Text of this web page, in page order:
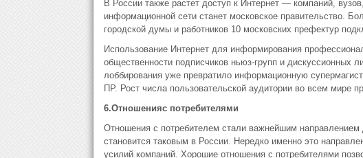
В России также растет доступ к Интернет — компаний,
информационной сети станет московское правительство.
городской думы и работников 10 московских префектур
Использование Интернет для информирования
общественности подписчиков ньюз-групп и дискуссионных
лоббирования уже превратило информационную
ПР. Рост числа пользовательской аудитории во всем мире
6.Отношенияс потребителями
Отношения с потребителем стали важнейшим направлением
становится таковым в России. Нередко именно это
усилий компаний. Хорошие отношения с потребителями